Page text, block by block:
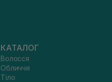
КАТАЛОГ
Волосся
Обличчя
Тіло